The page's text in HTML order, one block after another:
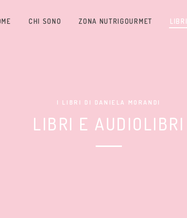
CHI SONO ZONA NUTRIGOURMET LIBRI
I LIBRI DI DANIELA MORANDI
LIBRI E AUDIOLIBRI